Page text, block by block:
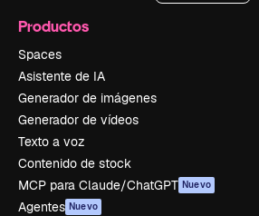
Productos
Spaces
Asistente de IA
Generador de imágenes
Generador de vídeos
Texto a voz
Contenido de stock
MCP para Claude/ChatGPT Nuevo
Agentes Nuevo